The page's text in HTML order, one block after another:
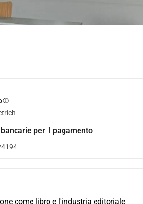
info
per il pagamento
come libro e l'industria editoriale